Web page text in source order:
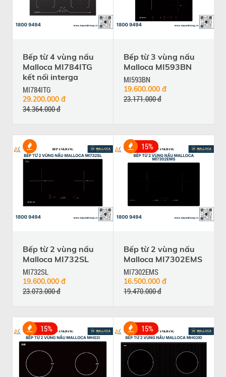
Bếp từ 4 vùng nấu
Malloca MI784ITG
kết nối interga
MI784ITG
29.200.000 đ
34.364.000 đ
Bếp từ 3 vùng nấu
Malloca MI593BN
MI593BN
19.600.000 đ
23.171.000 đ
Bếp từ 2 vùng nấu
Malloca MI732SL
MI732SL
19.600.000 đ
23.073.000 đ
15%
Bếp từ 2 vùng nấu
Malloca MI7302EMS
MI7302EMS
16.500.000 đ
19.470.000 đ
15% 15%